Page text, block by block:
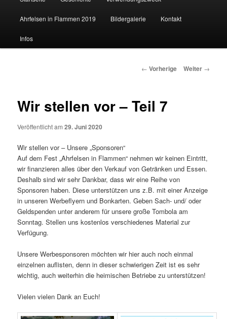
Inhalt
wechseln
Ahrfelsen in Flammen 2019 Bildergalerie Kontakt
Infos
Beitrags-
← Vorherige Weiter →
Wir stellen vor – Teil 7
Veröffentlicht am29. Juni 2020
Wir stellen vor – Unsere „Sponsoren“
Auf dem Fest „Ahrfelsen in Flammen“ nehmen wir keinen Eintritt,
wir finanzieren alles über den Verkauf von Getränken und Essen.
Deshalb sind wir sehr Dankbar, dass wir eine Reihe von
Sponsoren haben. Diese unterstützen uns z.B. mit einer Anzeige
in unseren Werbeflyern und Bonkarten. Geben Sach- und/ oder
Geldspenden unter anderem für unsere große Tombola am
Sonntag. Stellen uns kostenlos verschiedenes Material zur
Verfügung.
Unsere Werbesponsoren möchten wir hier auch noch einmal
einzelnen auflisten, denn in dieser schwierigen Zeit ist es sehr
wichtig, auch weiterhin die heimischen Betriebe zu unterstützen!
Vielen vielen Dank an Euch!